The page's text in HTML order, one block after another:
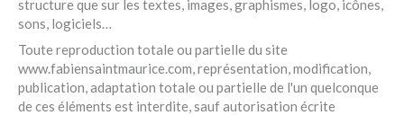
structure que sur les textes, images, graphismes, logo, icônes,
sons, logiciels…
Toute reproduction totale ou partielle du site
www.fabiensaintmaurice.com, représentation, modification,
publication, adaptation totale ou partielle de l'un quelconque
de ces éléments est interdite, sauf autorisation écrite